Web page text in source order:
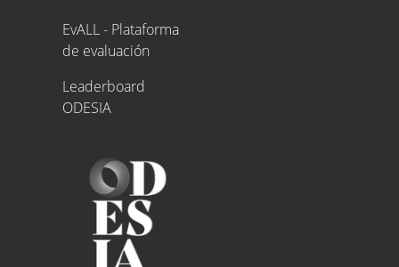
EvALL - Plataforma
de evaluación
Leaderboard
ODESIA